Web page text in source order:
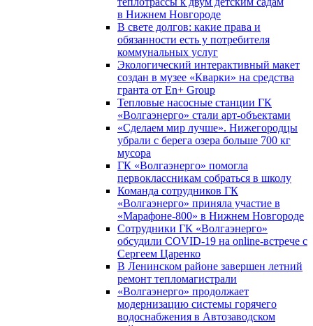
в Нижнем Новгороде
В свете долгов: какие права и
обязанности есть у потребителя
коммунальных услуг
Экологический интерактивный макет
создан в музее «Кварки» на средства
гранта от En+ Group
Тепловые насосные станции ГК
«Волгаэнерго» стали арт-объектами
«Сделаем мир лучше». Нижегородцы
убрали с берега озера больше 700 кг
мусора
ГК «Волгаэнерго» помогла
первоклассникам собраться в школу
Команда сотрудников ГК
«Волгаэнерго» приняла участие в
«Марафоне-800» в Нижнем Новгороде
Сотрудники ГК «Волгаэнерго»
обсудили COVID-19 на online-встрече с
Сергеем Царенко
В Ленинском районе завершен летний
ремонт тепломагистрали
«Волгаэнерго» продолжает
модернизацию системы горячего
водоснабжения в Автозаводском